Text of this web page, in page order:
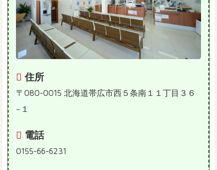
住所
〒080-0015 北海道帯広市西５条南１１丁目３６
−１
電話
0155-66-6231